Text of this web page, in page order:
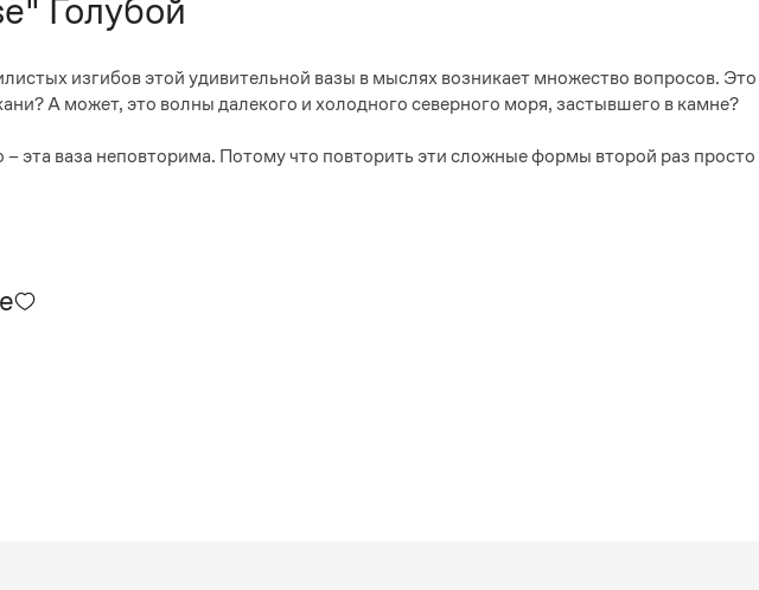
Голубой
изгибов этой удивительной вазы в мыслях возникает множество вопросов.
А может, это волны далекого и холодного северного моря, застывшего в камне?
– эта ваза неповторима. Потому что повторить эти сложные формы второй раз